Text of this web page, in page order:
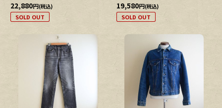
22,880円(税込)
SOLD OUT
19,580円(税込)
SOLD OUT